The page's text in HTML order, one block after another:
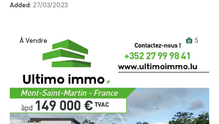
Added: 27/03/2023
À Vendre 5